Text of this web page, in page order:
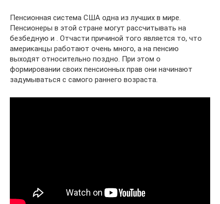
Пенсионная система США одна из лучших в мире.
Пенсионеры в этой стране могут рассчитывать на
безбедную и . Отчасти причиной того является то, что
американцы работают очень много, а на пенсию
выходят относительно поздно. При этом о
формировании своих пенсионных прав они начинают
задумываться с самого раннего возраста.